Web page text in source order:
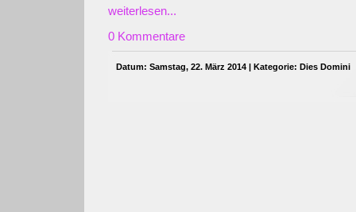
weiterlesen...
0 Kommentare
Datum: Samstag, 22. März 2014 | Kategorie: Dies Domini